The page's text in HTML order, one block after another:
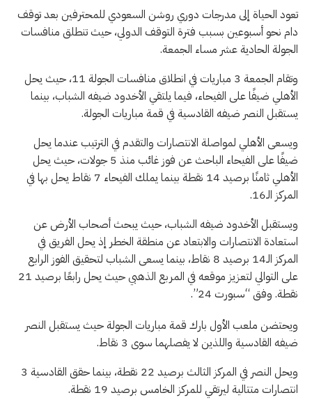
تعود الحياة إلى مدرجات دوري روشن السعودي للمحترفين بعد توقف
دام نحو أسبوعين بسبب فترة التوقف الدولي، حيث تنطلق منافسات
الجولة الحادية عشر مساء الجمعة.
وتقام الجمعة 3 مباريات في انطلاق منافسات الجولة 11، حيث يحل
الأهلي ضيفًا على الفيحاء، فيما يلتقي الأخدود ضيفه الشباب، بينما
يستقبل النصر ضيفه القادسية في قمة مباريات الجولة.
ويسعى الأهلي لمواصلة الانتصارات والتقدم في الترتيب عندما يحل
ضيفًا على الفيحاء الباحث عن فوز غائب منذ 5 جولات، حيث يحل
الأهلي ثامنًا برصيد 14 نقطة بينما يملك الفيحاء 7 نقاط يحل بها في
المركز الـ16.
ويستقبل الأخدود ضيفه الشباب، حيث يبحث أصحاب الأرض عن
استعادة الانتصارات والابتعاد عن منطقة الخطر إذ يحل الفريق في
المركز الـ14 برصيد 8 نقاط، بينما يسعى الشباب لتحقيق الفوز الرابع
على التوالي لتعزيز موقعه في المربع الذهبي حيث يحل رابعًا برصيد 21
نقطة. وفق “سبورت 24”.
ويحتضن ملعب الأول بارك قمة مباريات الجولة حيث يستقبل النصر
ضيفه القادسية واللذين لا يفصلهما سوى 3 نقاط.
ويحل النصر في المركز الثالث برصيد 22 نقطة، بينما حقق القادسية 3
انتصارات متتالية ليرتقي للمركز الخامس برصيد 19 نقطة.